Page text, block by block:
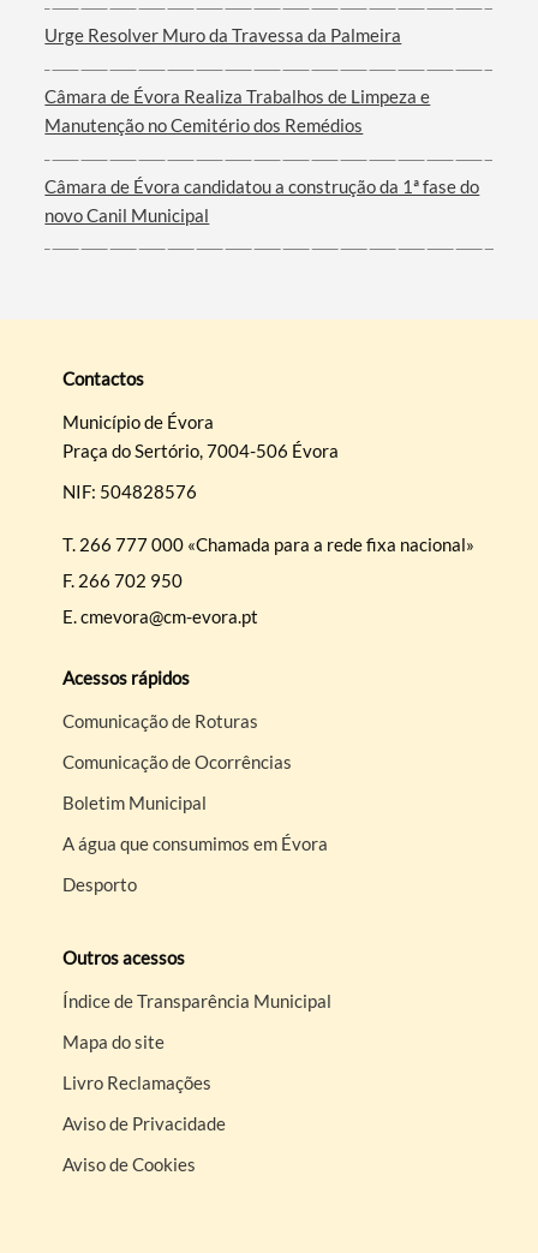
Urge Resolver Muro da Travessa da Palmeira
Câmara de Évora Realiza Trabalhos de Limpeza e
Manutenção no Cemitério dos Remédios
Câmara de Évora candidatou a construção da 1ª fase do
novo Canil Municipal
Contactos
Município de Évora
Praça do Sertório, 7004-506 Évora
NIF: 504828576
T. 266 777 000 «Chamada para a rede fixa nacional»
F. 266 702 950
E.cmevora@cm-evora.pt
Acessos rápidos
Comunicação de Roturas
Comunicação de Ocorrências
Boletim Municipal
A água que consumimos em Évora
Desporto
Outros acessos
Índice de Transparência Municipal
Mapa do site
Livro Reclamações
Aviso de Privacidade
Aviso de Cookies